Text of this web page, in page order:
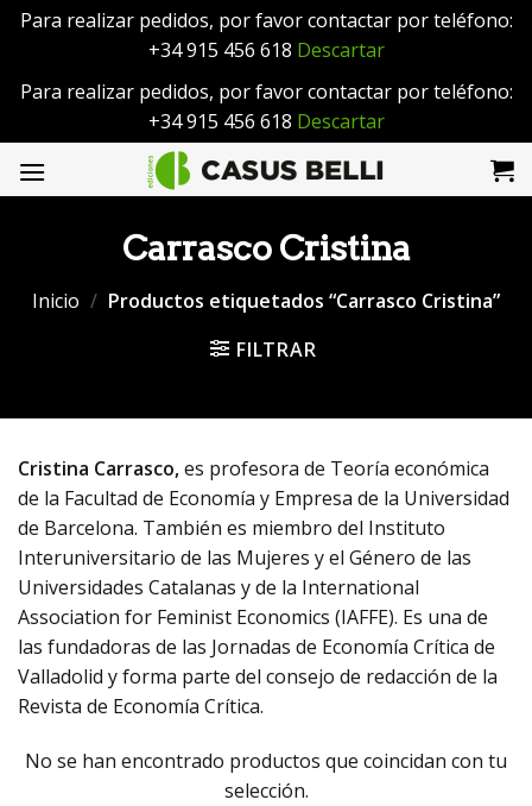
Para realizar pedidos, por favor contactar por teléfono:
+34 915 456 618 Descartar
Para realizar pedidos, por favor contactar por teléfono:
+34 915 456 618 Descartar
Carrasco Cristina
Inicio / Productos etiquetados “Carrasco Cristina”
FILTRAR
Cristina Carrasco,es profesora de Teoría económica
de la Facultad de Economía y Empresa de la Universidad
de Barcelona. También es miembro del Instituto
Interuniversitario de las Mujeres y el Género de las
Universidades Catalanas y de la International
Association for Feminist Economics (IAFFE). Es una de
las fundadoras de las Jornadas de Economía Crítica de
Valladolid y forma parte del consejo de redacción de la
Revista de Economía Crítica.
No se han encontrado productos que coincidan con tu
selección.